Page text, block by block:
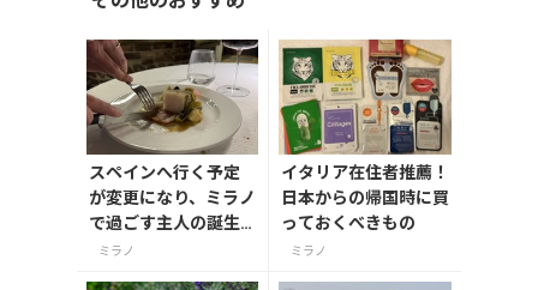
スペインへ行く予定
が変更になり、ミラノ
で過ごす主人の誕生
日ミラノ
イタリア在住者推薦！
日本からの帰国時に買
っておくべきもの
ミラノ